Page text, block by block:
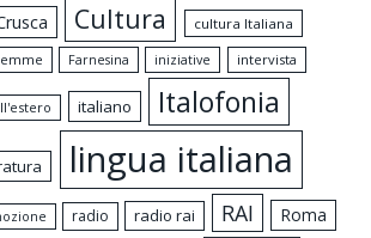
Cultura
cultura Italiana
Farnesina iniziative intervista
italiano Italofonia
lingua italiana
radio radio rai RAI
Roma